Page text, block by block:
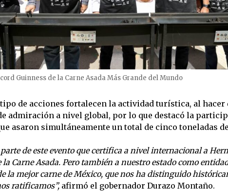
Guinness de la Carne Asada Más Grande del Mundo
tipo de acciones fortalecen la actividad turística, al
admiración a nivel global, por lo que destacó la
asaron simultáneamente un total de cinco toneladas
de este evento que certifica a nivel internacional a
la Carne Asada. Pero también a nuestro estado como
la mejor carne de México, que nos ha distinguido
ratificamos”,afirmó el gobernador Durazo Montaño.